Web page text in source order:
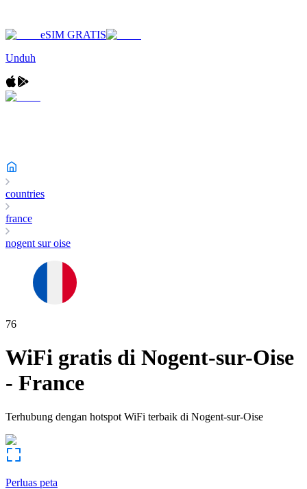
eSIM GRATIS
Unduh
countries
france
nogent sur oise
76
WiFi gratis di Nogent-sur-Oise
- France
Terhubung dengan hotspot WiFi terbaik di Nogent-sur-Oise
Perluas peta